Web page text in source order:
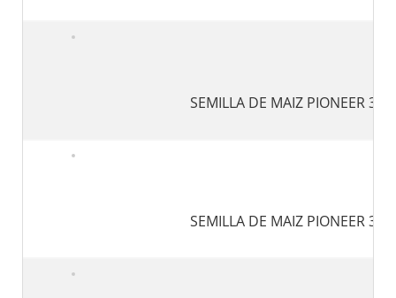
SEMILLA DE MAIZ PIONEER
SEMILLA DE MAIZ PIONEER